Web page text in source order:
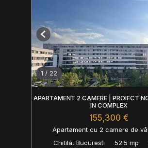
1 / 22
Previous
APARTAMENT 2 CAMERE | PROIECT
IN COMPLEX
155,300 €
Apartament cu 2 camere de
Chitila, Bucuresti
52.5 mp